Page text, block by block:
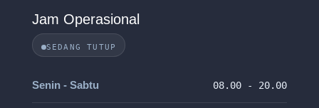
Jam Operasional
SEDANG TUTUP
Senin - Sabtu 08.00 - 20.00